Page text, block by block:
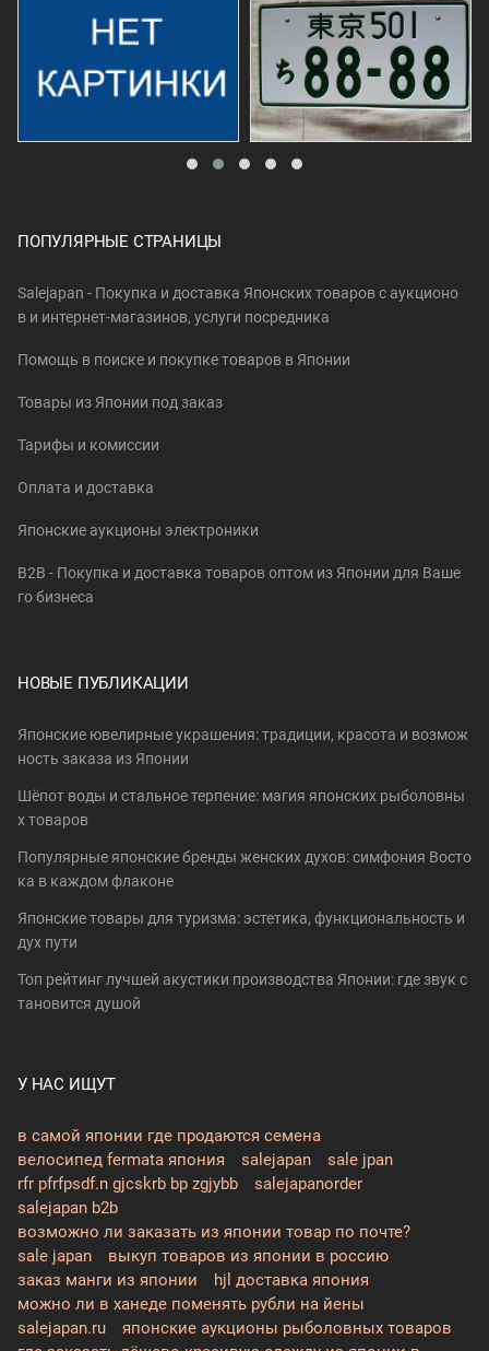
ПОПУЛЯРНЫЕ СТРАНИЦЫ
Salejapan - Покупка и доставка Японских товаров c аукционо
в и интернет-магазинов, услуги посредника
Помощь в поиске и покупке товаров в Японии
Товары из Японии под заказ
Тарифы и комиссии
Оплата и доставка
Японские аукционы электроники
B2B - Покупка и доставка товаров оптом из Японии для Ваше
го бизнеса
НОВЫЕ ПУБЛИКАЦИИ
Японские ювелирные украшения: традиции, красота и возмож
ность заказа из Японии
Шёпот воды и стальное терпение: магия японских рыболовны
х товаров
Популярные японские бренды женских духов: симфония Восто
ка в каждом флаконе
Японские товары для туризма: эстетика, функциональность и
дух пути
Топ рейтинг лучшей акустики производства Японии: где звук с
тановится душой
У НАС ИЩУТ
в самой японии где продаются семена
велосипед fermata япония
salejapan
sale jpan
rfr pfrfpsdf.n gjcskrb bp zgjybb
salejapanorder
salejapan b2b
возможно ли заказать из японии товар по почте?
sale japan
выкуп товаров из японии в россию
заказ манги из японии
hjl доставка япония
можно ли в ханеде поменять рубли на йены
salejapan.ru
японские аукционы рыболовных товаров